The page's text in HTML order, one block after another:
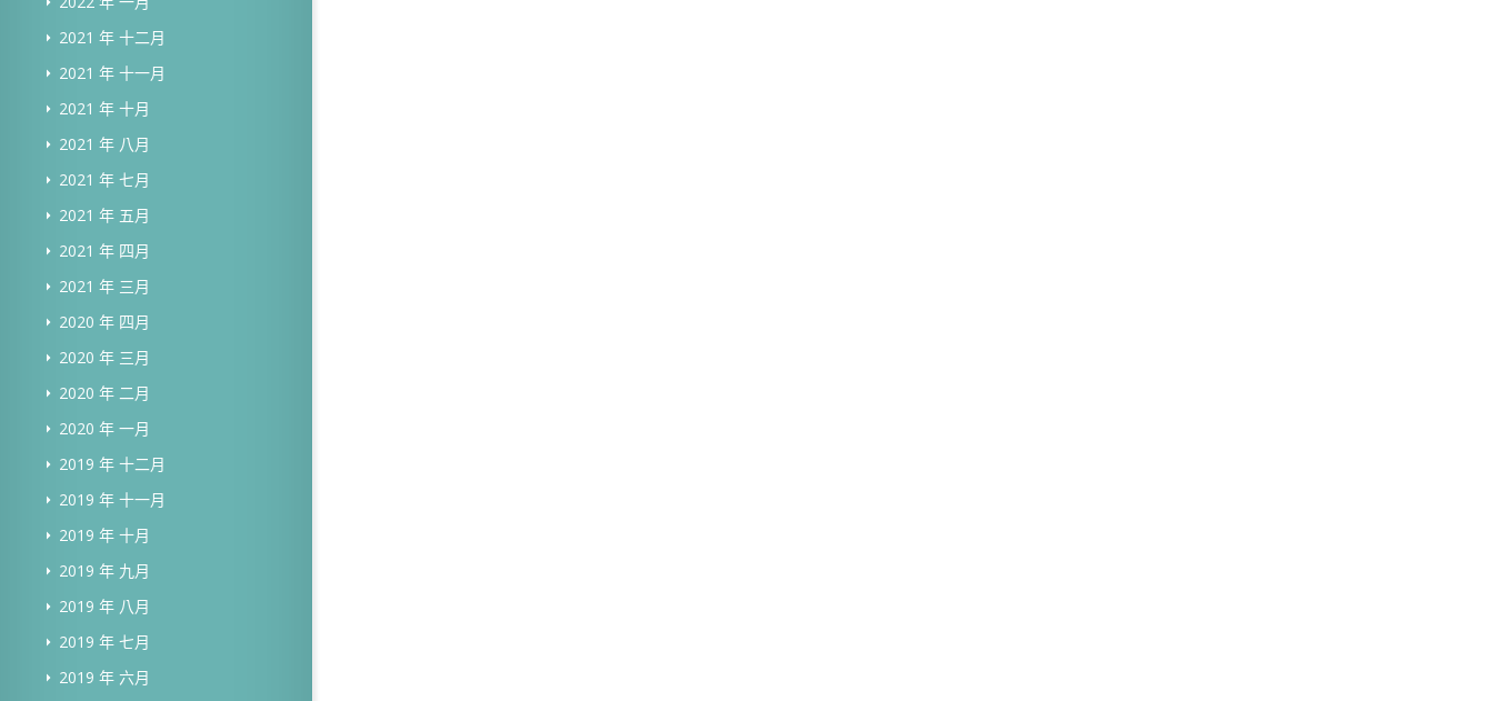
2021 年 十二月
2021 年 十一月
2021 年 十月
2021 年 八月
2021 年 七月
2021 年 五月
2021 年 四月
2021 年 三月
2020 年 四月
2020 年 三月
2020 年 二月
2020 年 一月
2019 年 十二月
2019 年 十一月
2019 年 十月
2019 年 九月
2019 年 八月
2019 年 七月
2019 年 六月